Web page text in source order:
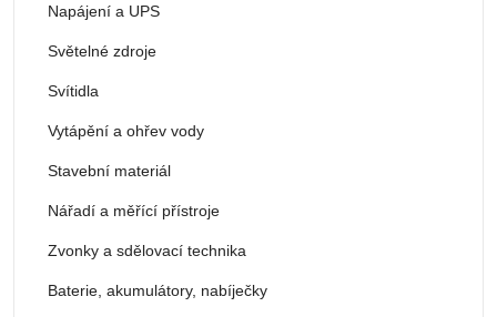
Napájení a UPS
Světelné zdroje
Svítidla
Vytápění a ohřev vody
Stavební materiál
Nářadí a měřící přístroje
Zvonky a sdělovací technika
Baterie, akumulátory, nabíječky